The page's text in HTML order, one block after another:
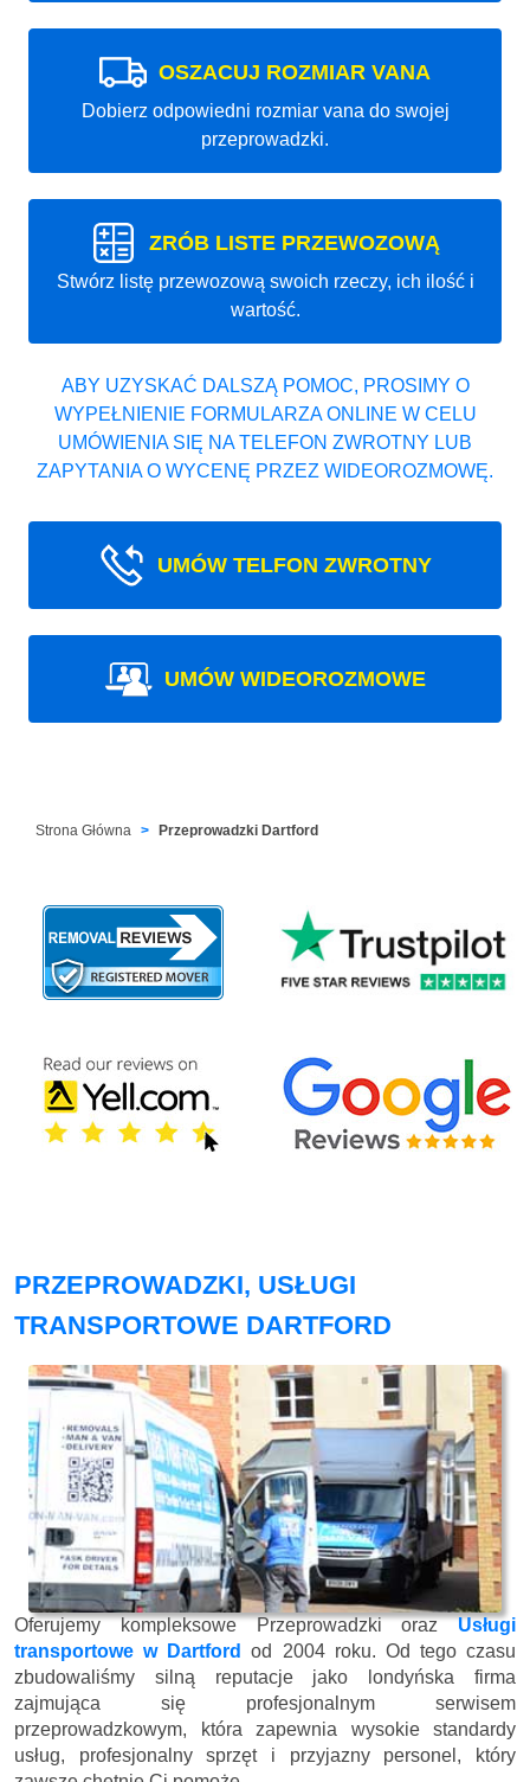
OSZACUJ ROZMIAR VANA
Dobierz odpowiedni rozmiar vana do swojej
przeprowadzki.
ZRÓB LISTE PRZEWOZOWĄ
Stwórz listę przewozową swoich rzeczy, ich ilość i
wartość.
ABY UZYSKAĆ DALSZĄ POMOC, PROSIMY O
WYPEŁNIENIE FORMULARZA ONLINE W CELU
UMÓWIENIA SIĘ NA TELEFON ZWROTNY LUB
ZAPYTANIA O WYCENĘ PRZEZ WIDEOROZMOWĘ.
UMÓW TELFON ZWROTNY
UMÓW WIDEOROZMOWE
Strona Główna Przeprowadzki Dartford
PRZEPROWADZKI, USŁUGI
TRANSPORTOWE DARTFORD
Oferujemy kompleksowe Przeprowadzki orazUsługi
transportowe w Dartford
od 2004 roku. Od tego czasu
zbudowaliśmy silną reputacje jako londyńska firma
zajmująca się profesjonalnym serwisem
przeprowadzkowym, która zapewnia wysokie standardy
usług, profesjonalny sprzęt i przyjazny personel, który